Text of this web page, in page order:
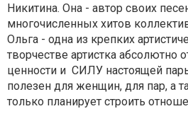
Никитина. Она - автор своих
многочисленных хитов
Ольга - одна из крепких
творчестве артистка абсолютно
ценности и СИЛУ настоящей
полезен для женщин, для пар, а
только планирует строить